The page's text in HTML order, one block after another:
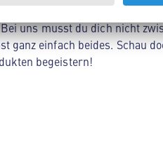
Obst und Gemüse aus
uns musst du dich nicht
ganz einfach beides. Schau
begeistern!